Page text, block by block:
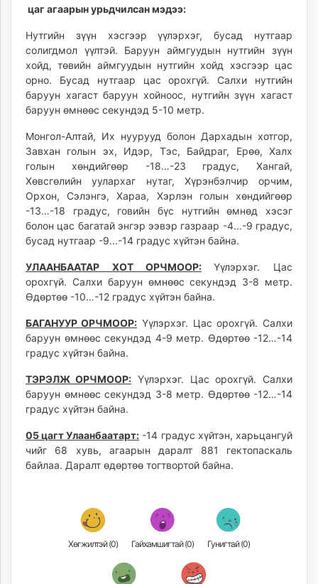
zarig.mn
today.mn
zuv.mn
mminfo.mn
ugluu.mn
urlag.mn
asu.mn
shuurhai.mn
unuudur.mn
isee.mn
mglradio.com
fact.mn
itoim.mn
tumen.mn
shuum.mn
times.mn
tvmongolia.mn
mass.mn
unegui.mn
assa.mn
toim.mn
paparazzi.mn
unread.today
цаг агаарын урьдчилсан мэдээ:
Нутгийн зүүн хэсгээр үүлэрхэг, бусад нутгаар
солигдмол үүлтэй. Баруун аймгуудын нутгийн зүүн
хойд, төвийн аймгуудын нутгийн хойд хэсгээр цас
орно. Бусад нутгаар цас орохгүй. Салхи нутгийн
баруун хагаст баруун хойноос, нутгийн зүүн хагаст
баруун өмнөөс секундэд 5-10 метр.
Монгол-Алтай, Их нуурууд болон Дархадын хотгор,
Завхан голын эх, Идэр, Тэс, Байдраг, Ерөө, Халх
голын хөндийгөөр -18…-23 градус, Хангай,
Хөвсгөлийн уулархаг нутаг, Хүрэнбэлчир орчим,
Орхон, Сэлэнгэ, Хараа, Хэрлэн голын хөндийгөөр
-13…-18 градус, говийн бүс нутгийн өмнөд хэсэг
болон цас багатай энгэр ээвэр газраар -4...-9 градус,
бусад нутгаар -9...-14 градус хүйтэн байна.
УЛААНБААТАР ХОТ ОРЧМООР:
Үүлэрхэг. Цас
орохгүй. Салхи баруун өмнөөс секундэд 3-8 метр.
Өдөртөө -10…-12 градус хүйтэн байна.
БАГАНУУР ОРЧМООР: Үүлэрхэг. Цас орохгүй. Салхи
баруун өмнөөс секундэд 4-9 метр. Өдөртөө -12…-14
градус хүйтэн байна.
ТЭРЭЛЖ ОРЧМООР: Үүлэрхэг. Цас орохгүй. Салхи
баруун өмнөөс секундэд 3-8 метр. Өдөртөө -12…-14
градус хүйтэн байна.
05 цагт Улаанбаатарт: -14 градус хүйтэн, харьцангуй
чийг 68 хувь, агаарын даралт 881 гектопаскаль
байлаа. Даралт өдөртөө тогтвортой байна.
Хөгжилтэй (0) Гайхамшигтай (0) Гунигтай (0)